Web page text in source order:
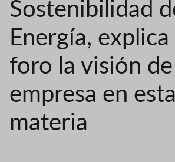
Sostenibilidad
Energía,
foro la visión
empresa en esta
materia